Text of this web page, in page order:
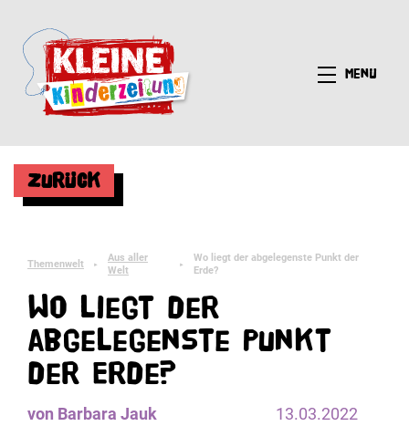
Menü
Zurück
Themenwelt ►
Aus aller
Welt
►
Wo liegt der abgelegenste Punkt der
Erde?
Wo liegt der
abgelegenste Punkt
der Erde?
von Barbara Jauk 13.03.2022